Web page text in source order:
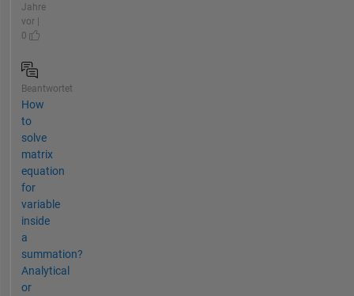
Jahre
vor |
0
Beantwortet
How
to
solve
matrix
equation
for
variable
inside
a
summation?
Analytical
or